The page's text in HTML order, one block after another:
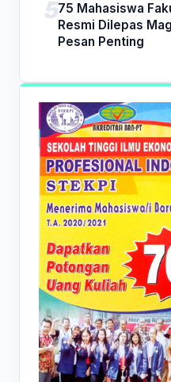
75 Mahasiswa
Resmi Dilepas
Pesan Penting